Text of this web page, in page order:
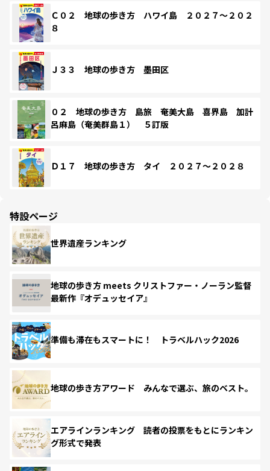
Ｃ０２ 地球の歩き方 ハワイ島 ２０２７～２０２
８
Ｊ３３ 地球の歩き方 墨田区
０２ 地球の歩き方 島旅 奄美大島 喜界島 加計
呂麻島（奄美群島１） ５訂版
Ｄ１７ 地球の歩き方 タイ ２０２７～２０２８
特設ページ
世界遺産ランキング
地球の歩き方 meets クリストファー・ノーラン監督
最新作『オデュッセイア』
準備も滞在もスマートに！ トラベルハック2026
地球の歩き方アワード みんなで選ぶ、旅のベスト。
エアラインランキング 読者の投票をもとにランキン
グ形式で発表